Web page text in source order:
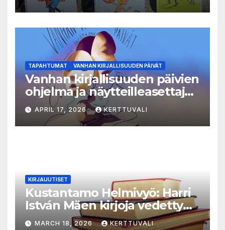
TAPAHTUMAT VANHAN KIRJALLISUUDEN PÄIVÄT
Vanhan kirjallisuuden päivien
ohjelma ja näytteilleasettajat
julkistettu
APRIL 17, 2026 KERTTUVALI
KIRJAUUTISET
Kustantamo Helmivyö: Harri
István Mäen kirjoja vedetty
myynnistä
MARCH 18, 2026 KERTTUVALI